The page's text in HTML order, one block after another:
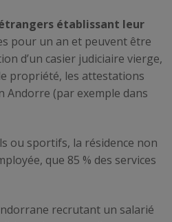
établissant leur
pour un an et peuvent être
d’un casier judiciaire vierge,
propriété, les attestations
Andorre (par exemple dans
ou sportifs, la résidence non
que 85 % des services
recrutant un salarié